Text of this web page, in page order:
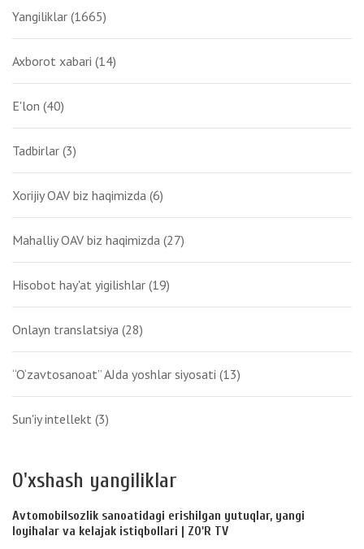
Yangiliklar (1665)
Axborot xabari (14)
E'lon (40)
Tadbirlar (3)
Xorijiy OAV biz haqimizda (6)
Mahalliy OAV biz haqimizda (27)
Hisobot hay'at yigilishlar (19)
Onlayn translatsiya (28)
“O‘zavtosanoat” AJda yoshlar siyosati (13)
Sun'iy intellekt (3)
O'xshash yangiliklar
Avtomobilsozlik sanoatidagi erishilgan yutuqlar, yangi
loyihalar va kelajak istiqbollari | ZO'R TV